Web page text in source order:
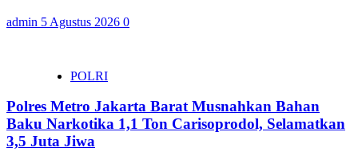
admin 5 Agustus 2026 0
POLRI
Polres Metro Jakarta Barat Musnahkan Bahan
Baku Narkotika 1,1 Ton Carisoprodol, Selamatkan
3,5 Juta Jiwa